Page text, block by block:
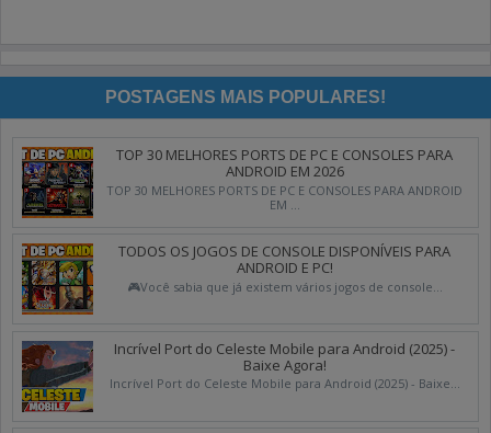
POSTAGENS MAIS POPULARES!
TOP 30 MELHORES PORTS DE PC E CONSOLES PARA
ANDROID EM 2026
TOP 30 MELHORES PORTS DE PC E CONSOLES PARA ANDROID
EM ...
TODOS OS JOGOS DE CONSOLE DISPONÍVEIS PARA
ANDROID E PC!
🎮Você sabia que já existem vários jogos de console...
Incrível Port do Celeste Mobile para Android (2025) -
Baixe Agora!
Incrível Port do Celeste Mobile para Android (2025) - Baixe...